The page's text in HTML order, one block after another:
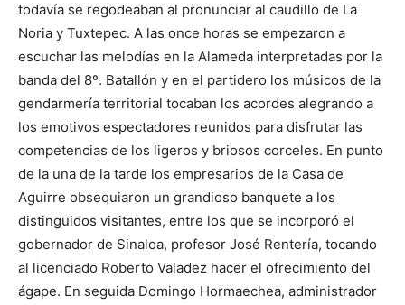
todavía se regodeaban al pronunciar al caudillo de La
Noria y Tuxtepec. A las once horas se empezaron a
escuchar las melodías en la Alameda interpretadas por la
banda del 8º. Batallón y en el partidero los músicos de la
gendarmería territorial tocaban los acordes alegrando a
los emotivos espectadores reunidos para disfrutar las
competencias de los ligeros y briosos corceles. En punto
de la una de la tarde los empresarios de la Casa de
Aguirre obsequiaron un grandioso banquete a los
distinguidos visitantes, entre los que se incorporó el
gobernador de Sinaloa, profesor José Rentería, tocando
al licenciado Roberto Valadez hacer el ofrecimiento del
ágape. En seguida Domingo Hormaechea, administrador